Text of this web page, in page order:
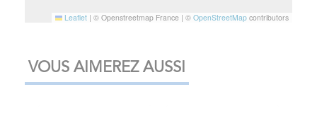
Leaflet | © Openstreetmap France | © OpenStreetMap contributors
VOUS AIMEREZ AUSSI